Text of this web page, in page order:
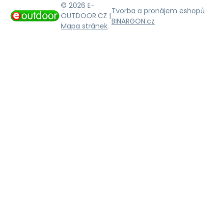
© 2026 E-
OUTDOOR.CZ |
Mapa stránek
Tvorba a pronájem eshopů
BINARGON.cz